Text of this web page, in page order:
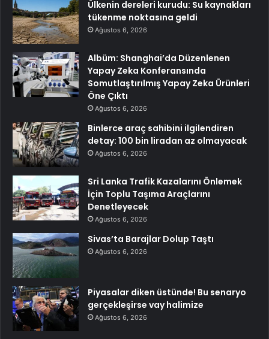
Ülkenin dereleri kurudu: Su kaynakları
tükenme noktasına geldi
Ağustos 6, 2026
Albüm: Shanghai’da Düzenlenen
Yapay Zeka Konferansında
Somutlaştırılmış Yapay Zeka Ürünleri
Öne Çıktı
Ağustos 6, 2026
Binlerce araç sahibini ilgilendiren
detay: 100 bin liradan az olmayacak
Ağustos 6, 2026
Sri Lanka Trafik Kazalarını Önlemek
İçin Toplu Taşıma Araçlarını
Denetleyecek
Ağustos 6, 2026
Sivas’ta Barajlar Dolup Taştı
Ağustos 6, 2026
Piyasalar diken üstünde! Bu senaryo
gerçekleşirse vay halimize
Ağustos 6, 2026